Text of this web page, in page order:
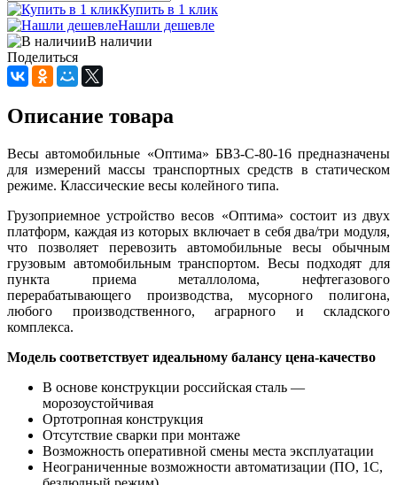
Купить в 1 клик
Нашли дешевле
В наличии
Поделиться
Описание товара
Весы автомобильные «Оптима» БВ3-С-80-16 предназначены
для измерений массы транспортных средств в статическом
режиме. Классические весы колейного типа.
Грузоприемное устройство весов «Оптима» состоит из двух
платформ, каждая из которых включает в себя два/три модуля,
что позволяет перевозить автомобильные весы обычным
грузовым автомобильным транспортом. Весы подходят для
пункта приема металлолома, нефтегазового
перерабатывающего производства, мусорного полигона,
любого производственного, аграрного и складского
комплекса.
Модель соответствует идеальному балансу цена-качество
В основе конструкции российская сталь —
морозоустойчивая
Ортотропная конструкция
Отсутствие сварки при монтаже
Возможность оперативной смены места эксплуатации
Неограниченные возможности автоматизации (ПО, 1С,